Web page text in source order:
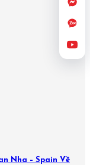
Nha – Spain Về